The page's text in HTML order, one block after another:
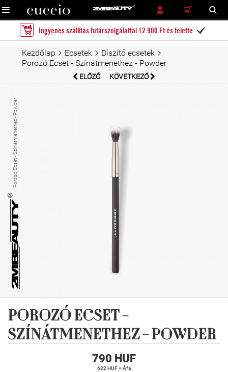
RÉSZLETES KERESÉS KERESÉS
Ingyenes szállítás futárszolgálattal 12 900 Ft és felette 
Kezdőlap Ecsetek
Díszítő ecsetek
Porozó Ecset - Színátmenethez - Powder
ELŐZŐ KÖVETKEZŐ
Porozó Ecset - Színátmenethez - Powder
POROZÓ ECSET -
SZÍNÁTMENETHEZ - POWDER
790 HUF
622 HUF + Áfa